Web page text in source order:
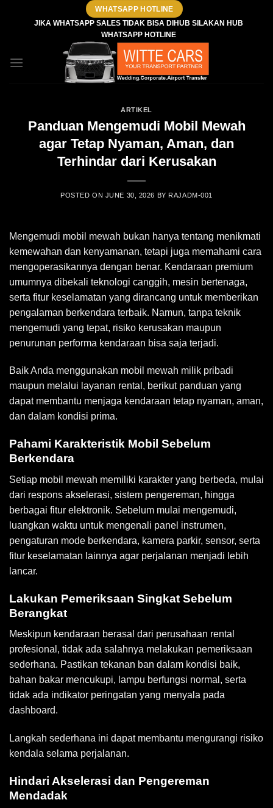
WHATSAPP HOTLINE
JIKA WHATSAPP SALES TIDAK BISA DIHUB SILAKAN HUB
WHATSAPP HOTLINE
ARTIKEL
Panduan Mengemudi Mobil Mewah
agar Tetap Nyaman, Aman, dan
Terhindar dari Kerusakan
POSTED ON JUNE 30, 2026 BY RAJADM-001
Mengemudi mobil mewah bukan hanya tentang menikmati
kemewahan dan kenyamanan, tetapi juga memahami cara
mengoperasikannya dengan benar. Kendaraan premium
umumnya dibekali teknologi canggih, mesin bertenaga,
serta fitur keselamatan yang dirancang untuk memberikan
pengalaman berkendara terbaik. Namun, tanpa teknik
mengemudi yang tepat, risiko kerusakan maupun
penurunan performa kendaraan bisa saja terjadi.
Baik Anda menggunakan mobil mewah milik pribadi
maupun melalui layanan rental, berikut panduan yang
dapat membantu menjaga kendaraan tetap nyaman, aman,
dan dalam kondisi prima.
Pahami Karakteristik Mobil Sebelum
Berkendara
Setiap mobil mewah memiliki karakter yang berbeda, mulai
dari respons akselerasi, sistem pengereman, hingga
berbagai fitur elektronik. Sebelum mulai mengemudi,
luangkan waktu untuk mengenali panel instrumen,
pengaturan mode berkendara, kamera parkir, sensor, serta
fitur keselamatan lainnya agar perjalanan menjadi lebih
lancar.
Lakukan Pemeriksaan Singkat Sebelum
Berangkat
Meskipun kendaraan berasal dari perusahaan rental
profesional, tidak ada salahnya melakukan pemeriksaan
sederhana. Pastikan tekanan ban dalam kondisi baik,
bahan bakar mencukupi, lampu berfungsi normal, serta
tidak ada indikator peringatan yang menyala pada
dashboard.
Langkah sederhana ini dapat membantu mengurangi risiko
kendala selama perjalanan.
Hindari Akselerasi dan Pengereman
Mendadak